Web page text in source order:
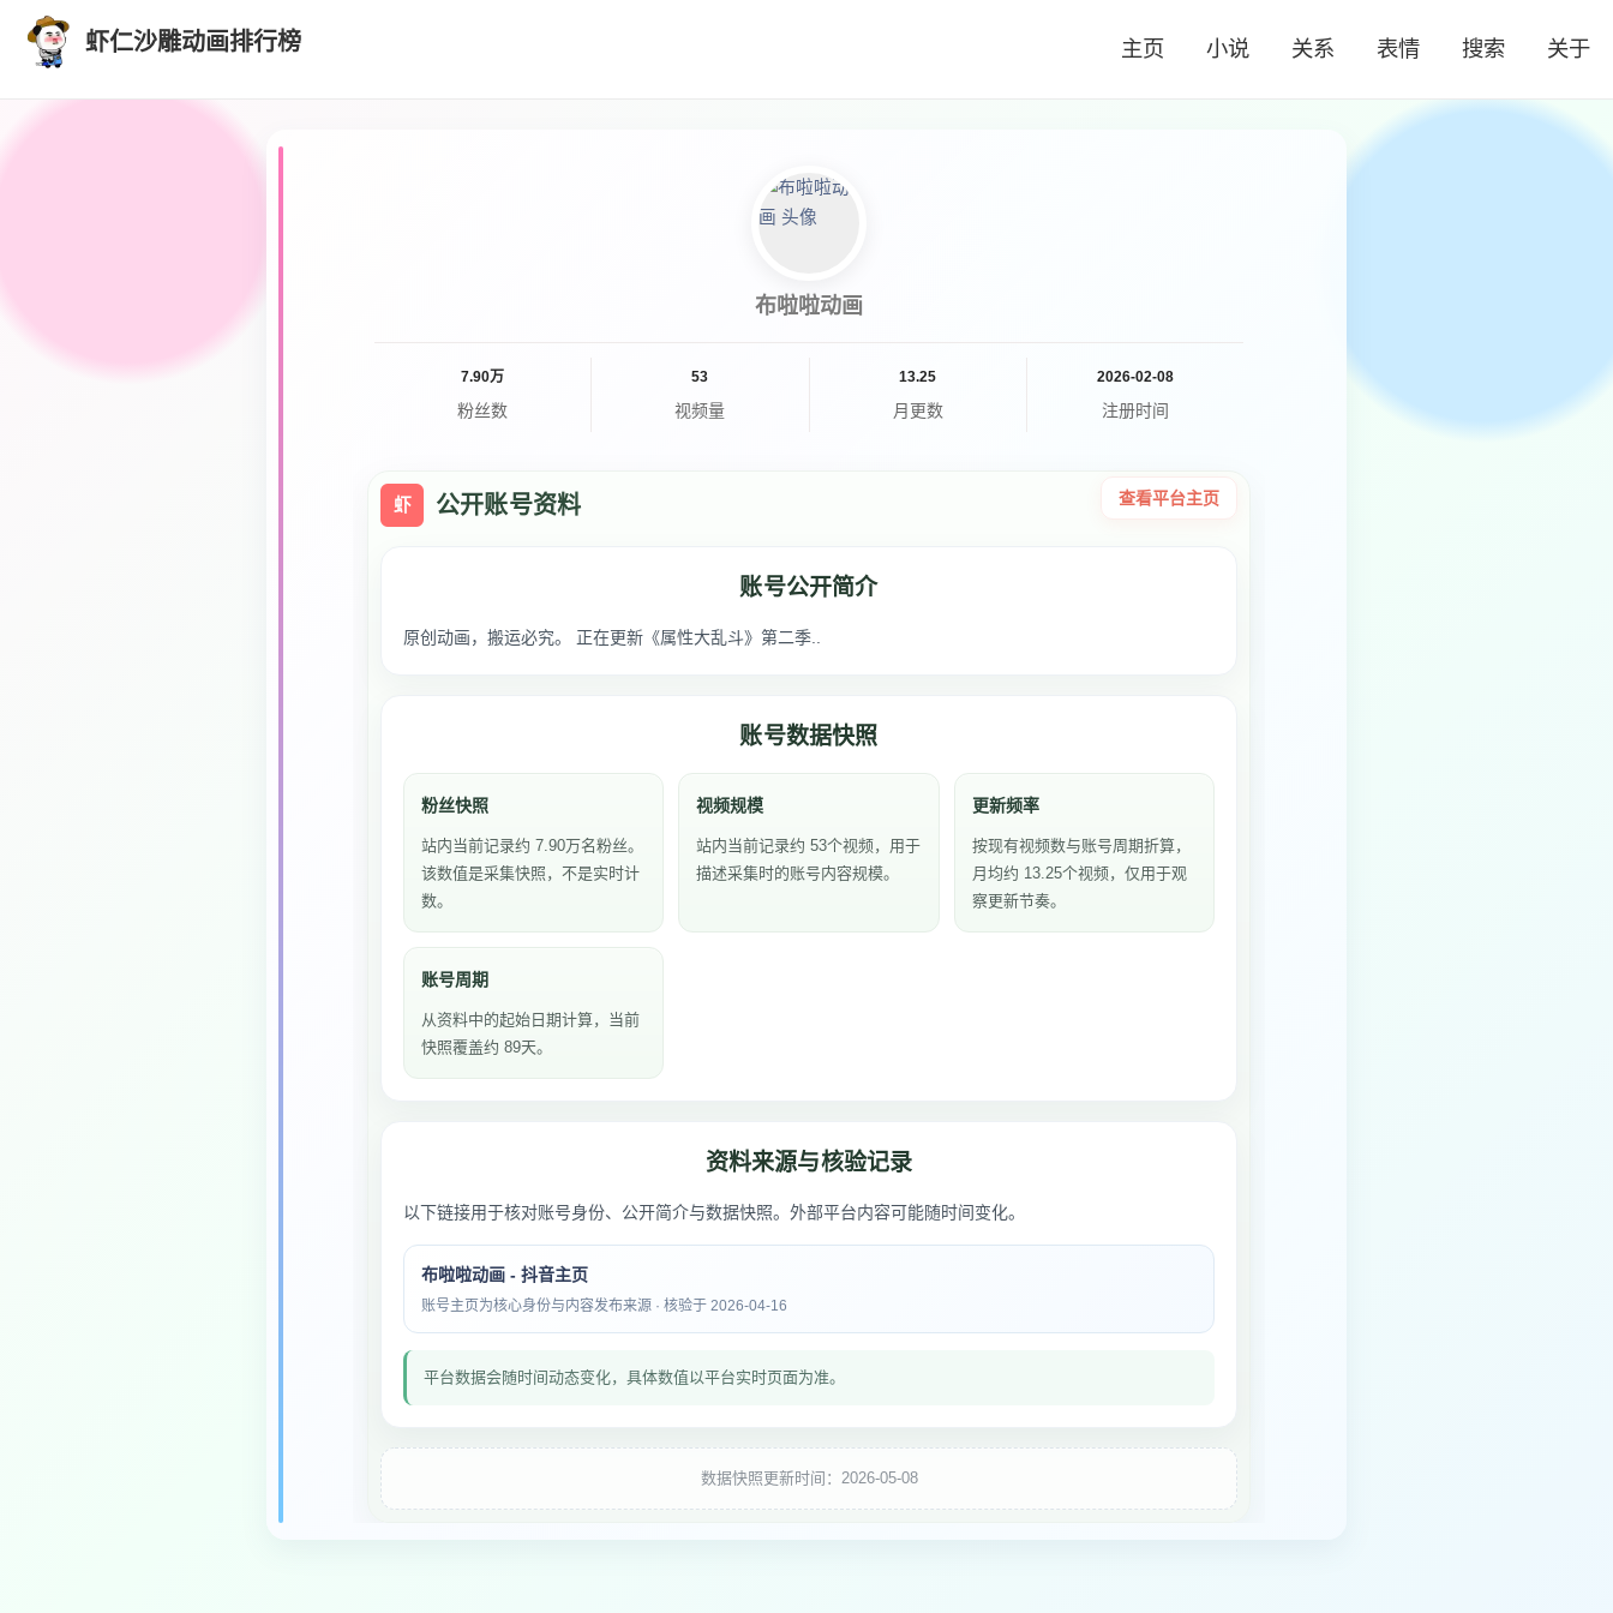
虾仁沙雕动画排行榜 主页 小说 关系 表情 搜索 关于
布啦啦动画
7.90万
粉丝数
53
视频量
13.25
月更数
2026-02-08
注册时间
虾 公开账号资料 查看平台主页
账号公开简介
原创动画，搬运必究。 正在更新《属性大乱斗》第二季..
账号数据快照
粉丝快照
站内当前记录约 7.90万名粉丝。
该数值是采集快照，不是实时计
数。
视频规模
站内当前记录约 53个视频，用于
描述采集时的账号内容规模。
更新频率
按现有视频数与账号周期折算，
月均约 13.25个视频，仅用于观
察更新节奏。
账号周期
从资料中的起始日期计算，当前
快照覆盖约 89天。
资料来源与核验记录
以下链接用于核对账号身份、公开简介与数据快照。外部平台内容可能随时间变化。
布啦啦动画 - 抖音主页
账号主页为核心身份与内容发布来源 · 核验于 2026-04-16
平台数据会随时间动态变化，具体数值以平台实时页面为准。
数据快照更新时间：2026-05-08